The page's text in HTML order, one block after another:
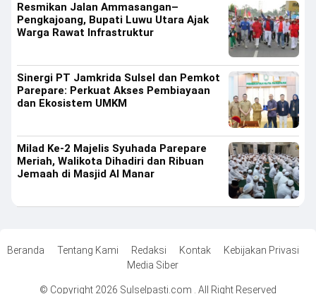
Resmikan Jalan Ammasangan–
Pengkajoang, Bupati Luwu Utara Ajak
Warga Rawat Infrastruktur
Sinergi PT Jamkrida Sulsel dan Pemkot
Parepare: Perkuat Akses Pembiayaan
dan Ekosistem UMKM
Milad Ke-2 Majelis Syuhada Parepare
Meriah, Walikota Dihadiri dan Ribuan
Jemaah di Masjid Al Manar
Beranda Tentang Kami Redaksi Kontak
Kebijakan Privasi
Media Siber
© Copyright 2026 Sulselpasti.com . All Right Reserved